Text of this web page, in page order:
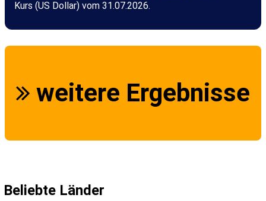
Kurs (US Dollar) vom 31.07.2026.
weitere Ergebnisse
Beliebte Länder